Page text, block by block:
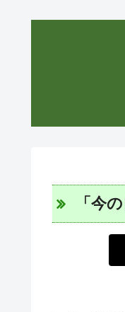
「今